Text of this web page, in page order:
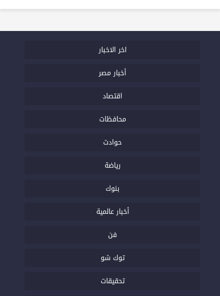
اخر الاخبار
أخبار مصر
اقتصاد
محافظات
حوادث
رياضة
بنوك
أخبار عالمية
فن
توك شو
تحقيقات